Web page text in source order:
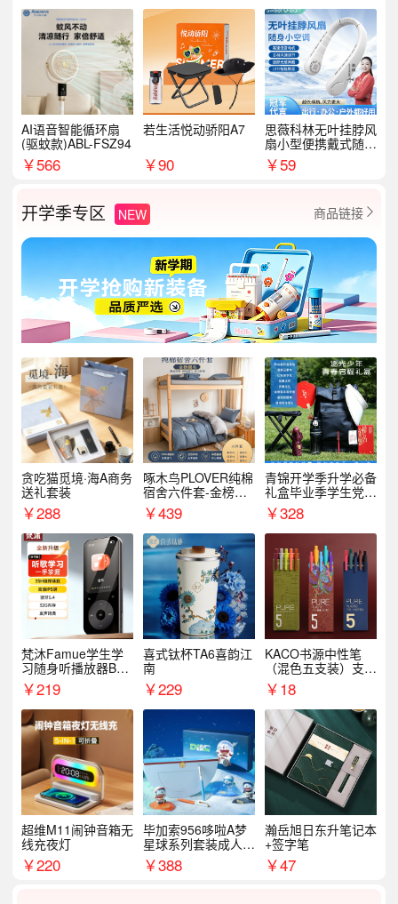
AI语音智能循环扇
(驱蚊款)ABL-FSZ94
￥566
若生活悦动骄阳A7
￥90
思薇科林无叶挂脖风
扇小型便携戴式随身
挂脖子降温神器
￥59
开学季专区 NEW 商品链接 
贪吃猫觅境·海A商务
送礼套装
￥288
啄木鸟PLOVER纯棉
宿舍六件套-金榜题
名
￥439
青锦开学季升学必备
礼盒毕业季学生党户
外出行备考装备礼品
￥328
梵沐Famue学生学
习随身听播放器BL1
5（64G）
￥219
喜式钛杯TA6喜韵江
南
￥229
KACO书源中性笔
（混色五支装）支持
logo定制
￥18
超维M11闹钟音箱无
线充夜灯
￥220
毕加索956哆啦A梦
星球系列套装成人开
学季生日礼物商务礼
品
￥388
瀚岳旭日东升笔记本
+签字笔
￥47